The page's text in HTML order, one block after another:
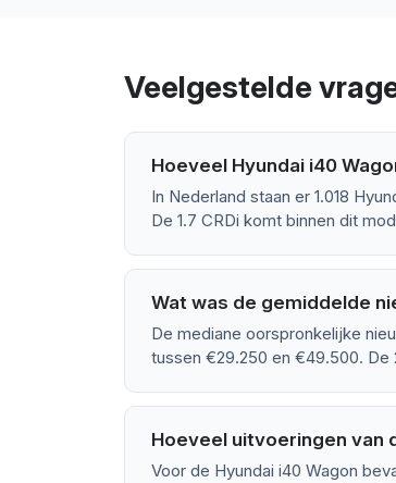
Veelgestelde
Hoeveel Hyundai i40
In Nederland staan er 1.018
De 1.7 CRDi komt binnen dit
Wat was de gemiddelde
De mediane oorspronkelijke
tussen €29.250 en €49.500.
Hoeveel uitvoeringen van
Voor de Hyundai i40 Wagon